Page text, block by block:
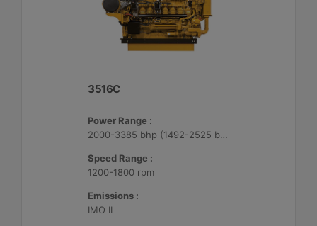
3516C
Power Range :
2000-3385 bhp (1492-2525 bkW)
Speed Range :
1200-1800 rpm
Emissions :
IMO II